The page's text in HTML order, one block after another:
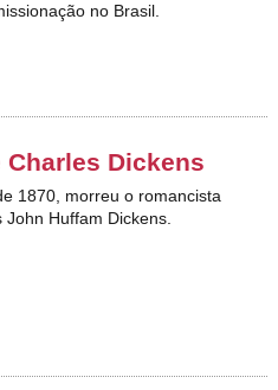
no Brasil.
Charles Dickens
1870, morreu o romancista
John Huffam Dickens.